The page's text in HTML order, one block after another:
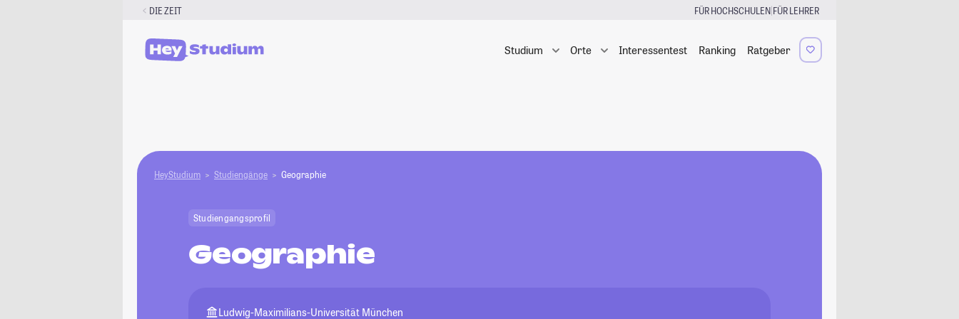
DIE ZEIT FÜR HOCHSCHULEN|FÜR LEHRER
Studium Orte Interessentest Ranking Ratgeber
HeyStudium Studiengänge Geographie
Studiengangsprofil
Geographie
Ludwig-Maximilians-Universität München